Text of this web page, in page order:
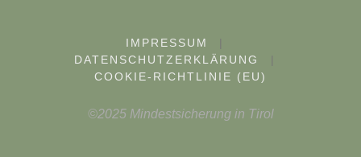
IMPRESSUM
|
DATENSCHUTZERKLÄRUNG
|
COOKIE-RICHTLINIE (EU)
©2025 Mindestsicherung in Tirol